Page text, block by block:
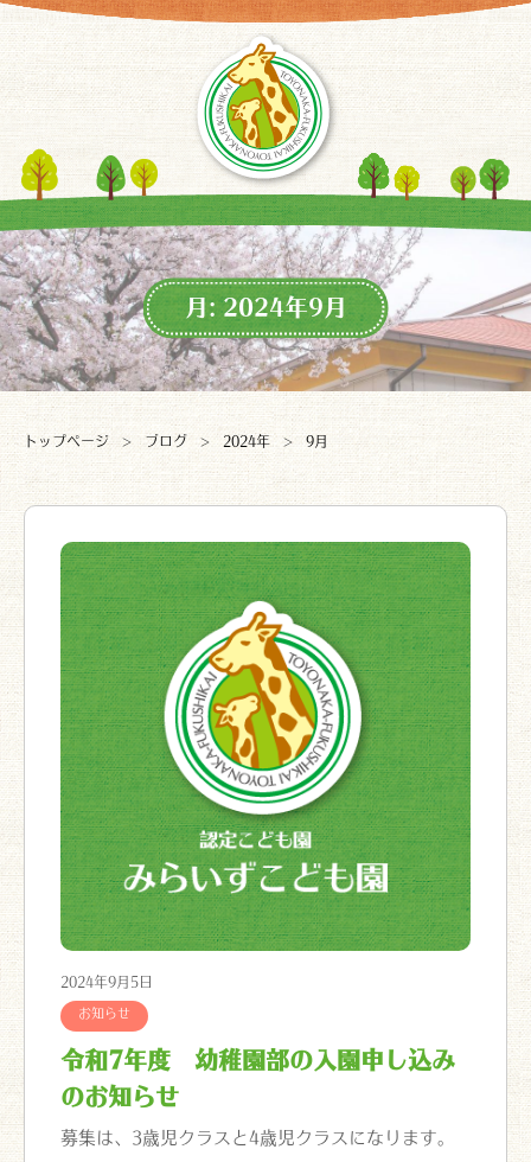
月:2024年9月
トップページ ブログ 2024年 9月
2024年9月5日
お知らせ
令和7年度 幼稚園部の入園申し込み
のお知らせ
募集は、3歳児クラスと4歳児クラスになります。